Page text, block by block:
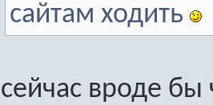
сайтам ходить
сейчас вроде бы